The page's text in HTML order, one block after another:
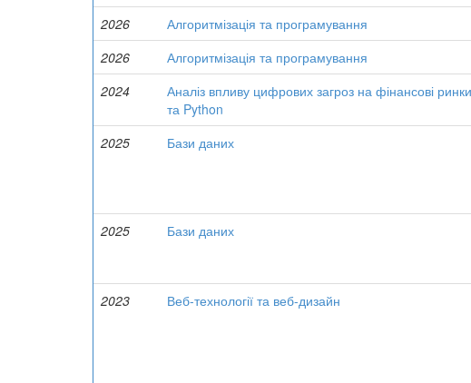
2026
Алгоритмізація та програмування
2026
Алгоритмізація та програмування
2024
Аналіз впливу цифрових загроз на фінансові
та Python
2025
Бази даних
2025
Бази даних
2023
Веб-технології та веб-дизайн